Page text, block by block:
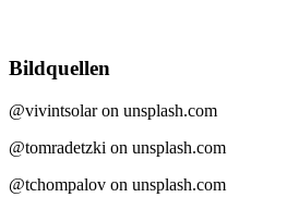
Bildquellen
@vivintsolar on unsplash.com
@tomradetzki on unsplash.com
@tchompalov on unsplash.com